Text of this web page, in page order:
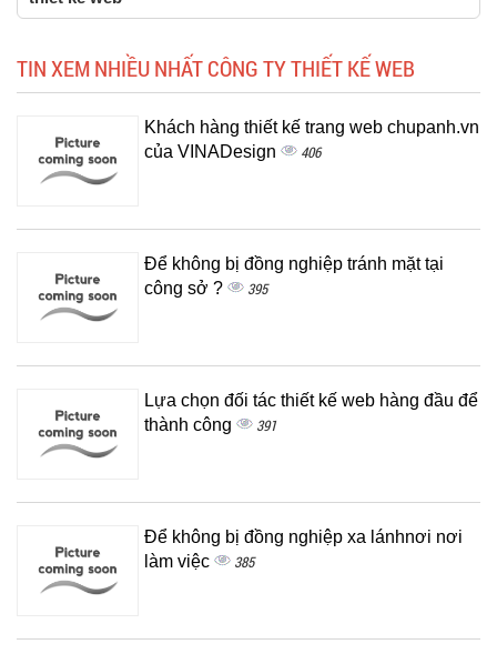
TIN XEM NHIỀU NHẤT CÔNG TY THIẾT KẾ WEB
Khách hàng thiết kế trang web chupanh.vn
của VINADesign
406
Để không bị đồng nghiệp tránh mặt tại
công sở ?
395
Lựa chọn đối tác thiết kế web hàng đầu để
thành công
391
Để không bị đồng nghiệp xa lánhnơi nơi
làm việc
385